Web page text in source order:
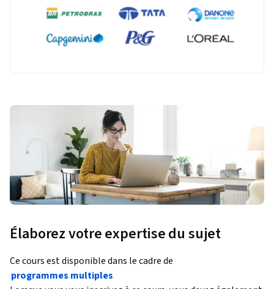
Élaborez votre expertise du sujet
Ce cours est disponible dans le cadre de
programmes multiples